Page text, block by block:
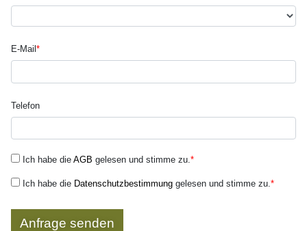
E-Mail *
Telefon
Ich habe die AGB gelesen und stimme zu.*
Ich habe die Datenschutzbestimmung gelesen und stimme zu.*
Anfrage senden